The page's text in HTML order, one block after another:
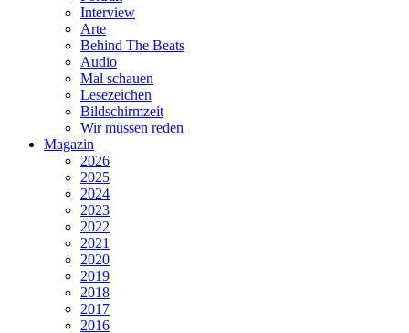
Interview
Arte
Behind The Beats
Audio
Mal schauen
Lesezeichen
Bildschirmzeit
Wir müssen reden
Magazin
2026
2025
2024
2023
2022
2021
2020
2019
2018
2017
2016